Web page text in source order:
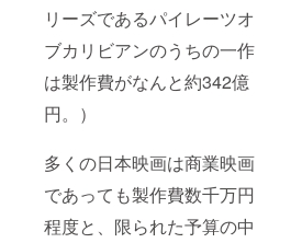
リーズであるパイレーツオ
ブカリビアンのうちの一作
は製作費がなんと約342億
円。）
多くの日本映画は商業映画
であっても製作費数千万円
程度と、限られた予算の中